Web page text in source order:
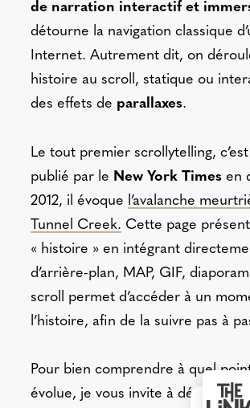
de narration interactif et
détourne la navigation classique
Internet. Autrement dit, on
histoire au scroll, statique ou
des effets de parallaxes.
Le tout premier scrollytelling,
publié par le New York Timesen
2012, il évoque l’avalanche
Tunnel Creek. Cette page
« histoire » en intégrant
d’arrière-plan, MAP, GIF,
scroll permet d’accéder à un
l’histoire, afin de la suivre pas à
Pour bien comprendre à quel
évolue, je vous invite à découvrir